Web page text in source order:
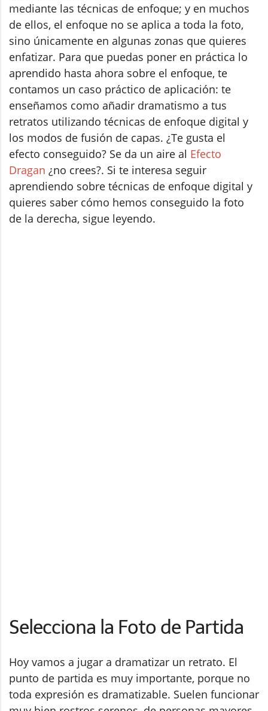
mediante las técnicas de enfoque; y en muchos
de ellos, el enfoque no se aplica a toda la foto,
sino únicamente en algunas zonas que quieres
enfatizar. Para que puedas poner en práctica lo
aprendido hasta ahora sobre el enfoque, te
contamos un caso práctico de aplicación: te
enseñamos como añadir dramatismo a tus
retratos utilizando técnicas de enfoque digital y
los modos de fusión de capas. ¿Te gusta el
efecto conseguido? Se da un aire al Efecto
Dragan ¿no crees?. Si te interesa seguir
aprendiendo sobre técnicas de enfoque digital y
quieres saber cómo hemos conseguido la foto
de la derecha, sigue leyendo.
Selecciona la Foto de Partida
Hoy vamos a jugar a dramatizar un retrato. El
punto de partida es muy importante, porque no
toda expresión es dramatizable. Suelen funcionar